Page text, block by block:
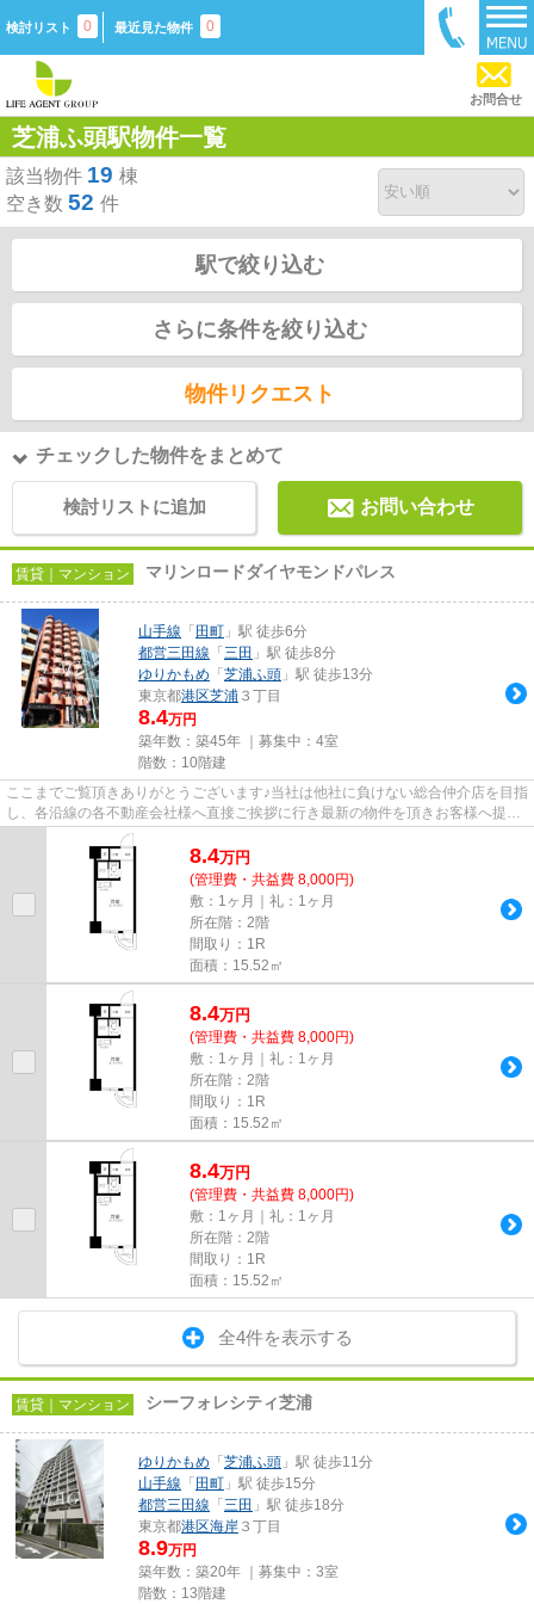
検討リスト 0 最近見た物件 0
お問合せ
芝浦ふ頭駅物件一覧
該当物件 19 棟
空き数 52 件
駅で絞り込む
さらに条件を絞り込む
物件リクエスト
チェックした物件をまとめて
検討リストに追加 お問い合わせ
賃貸｜マンション マリンロードダイヤモンドパレス
山手線 「 田町 」駅 徒歩6分
都営三田線 「 三田 」駅 徒歩8分
ゆりかもめ 「 芝浦ふ頭 」駅 徒歩13分
東京都港区芝浦 ３丁目
8.4万円
築年数：築45年 ｜募集中： 4室
階数：10階建
ここまでご覧頂きありがとうございます♪当社は他社に負けない総合仲介店を目指
し、各沿線の各不動産会社様へ直接ご挨拶に行き最新の物件を頂きお客様へ提供
しております！最新の情報は...
8.4万円
(管理費・共益費 8,000円)
敷：1ヶ月｜礼：1ヶ月
所在階：2階
間取り：1R
面積：15.52㎡
8.4万円
(管理費・共益費 8,000円)
敷：1ヶ月｜礼：1ヶ月
所在階：2階
間取り：1R
面積：15.52㎡
8.4万円
(管理費・共益費 8,000円)
敷：1ヶ月｜礼：1ヶ月
所在階：2階
間取り：1R
面積：15.52㎡
全4件を表示する
賃貸｜マンション シーフォレシティ芝浦
ゆりかもめ 「 芝浦ふ頭 」駅 徒歩11分
山手線 「 田町 」駅 徒歩15分
都営三田線 「 三田 」駅 徒歩18分
東京都港区海岸 ３丁目
8.9万円
築年数：築20年 ｜募集中： 3室
階数：13階建